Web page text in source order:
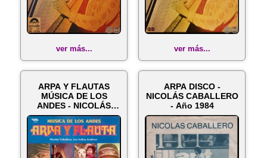
ver más... ver más...
ARPA Y FLAUTAS
MÚSICA DE LOS
ANDES - NICOLÁS
CABALLERO, LOS
INDI...
ARPA DISCO -
NICOLÁS CABALLERO
- Año 1984